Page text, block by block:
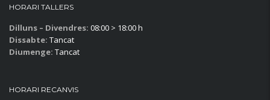
HORARI TALLERS
Dilluns – Divendres: 08:00 > 18:00 h
Dissabte: Tancat
Diumenge: Tancat
HORARI RECANVIS